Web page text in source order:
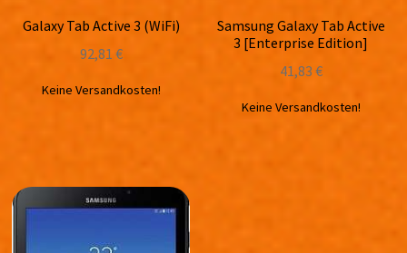
Galaxy Tab Active 3 (WiFi)
92,81 €
Keine Versandkosten!
Samsung Galaxy Tab Active
3 [Enterprise Edition]
41,83 €
Keine Versandkosten!